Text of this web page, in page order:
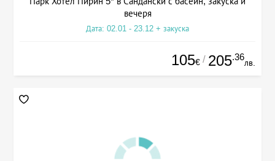
вечеря
Дата: 02.01 - 23.12 + закуска
105€ / 205.36
лв.